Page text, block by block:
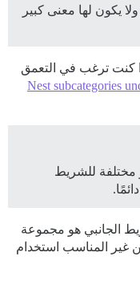
ولا يكون لها معنى كبير
كنت ترغب في التعمق
Nest subcategories
مختلفة للشريط
الجانبي هو مجموعة
غير المناسب استخدام